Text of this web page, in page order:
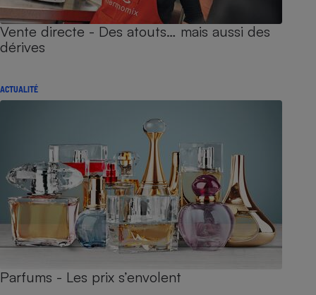
Vente directe - Des atouts… mais aussi des
dérives
ACTUALITÉ
Parfums - Les prix s’envolent